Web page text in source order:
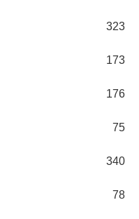
323
173
176
75
340
78